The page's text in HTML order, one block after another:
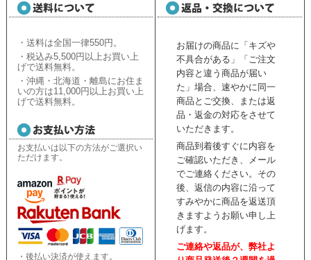
・送料は全国一律550円。
・税込み5,500円以上お買い上
げで送料無料。
・沖縄・北海道・離島にお住ま
いの方は11,000円以上お買い上
げで送料無料。
お支払いは以下の方法がご選択い
ただけます。
・後払い決済が使えます。
お届けの商品に「キズや
不具合がある」「ご注文
内容と違う商品が届い
た」場合、速やかに同一
商品とご交換、または返
品・返金の対応をさせて
いただきます。
商品到着後すぐに内容を
ご確認いただき、
メール
でご連絡ください。 その
後、返信の内容に沿って
すみやかに商品を返送頂
きますようお願い申し上
げます。
ご連絡や返品が、弊社よ